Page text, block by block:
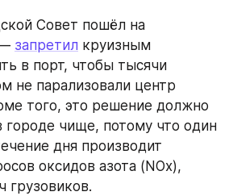
Совет пошёл на
запретил круизным
в порт, чтобы тысячи
не парализовали центр
того, это решение должно
городе чище, потому что один
дня производит
оксидов азота (NOx),
грузовиков.